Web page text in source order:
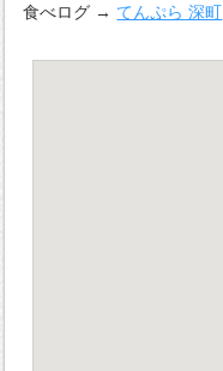
食べログ → てんぷら 深町